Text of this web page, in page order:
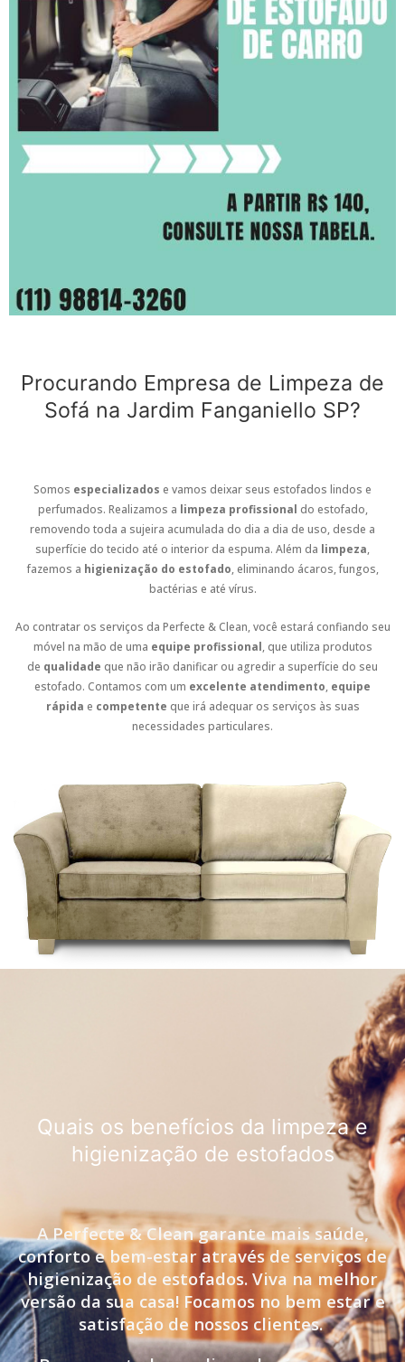
Procurando Empresa de Limpeza de
Sofá na Jardim Fanganiello SP?
Somos especializados e vamos deixar seus estofados lindos e
perfumados. Realizamos a limpeza profissional do estofado,
removendo toda a sujeira acumulada do dia a dia de uso, desde a
superfície do tecido até o interior da espuma. Além da limpeza,
fazemos a higienização do estofado, eliminando ácaros, fungos,
bactérias e até vírus.
Ao contratar os serviços da Perfecte & Clean, você estará confiando seu
móvel na mão de uma equipe profissional, que utiliza produtos
de qualidade que não irão danificar ou agredir a superfície do seu
estofado. Contamos com um excelente atendimento, equipe
rápida e competente que irá adequar os serviços às suas
necessidades particulares.
Quais os benefícios da limpeza e
higienização de estofados
A Perfecte & Clean garante mais saúde,
conforto e bem-estar através de serviços de
higienização de estofados. Viva na melhor
versão da sua casa! Focamos no bem estar e
satisfação de nossos clientes.